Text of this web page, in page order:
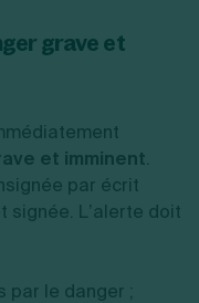
grave et
et imminent.
par écrit
signée. L’alerte doit
par le danger ;